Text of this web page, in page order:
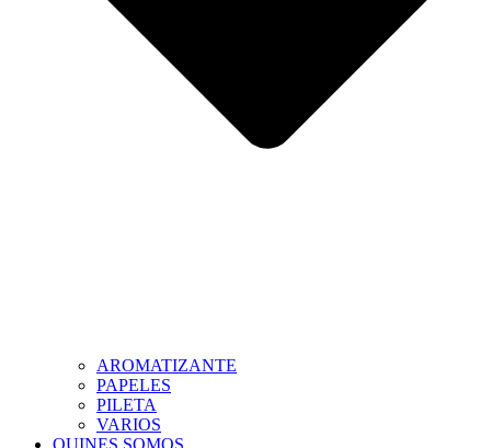
AROMATIZANTE
PAPELES
PILETA
VARIOS
QUINES SOMOS